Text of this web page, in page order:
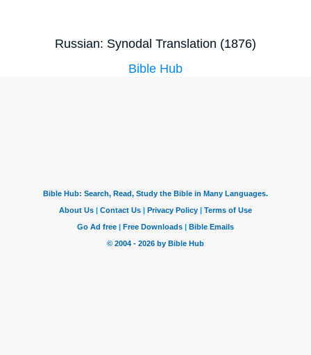
Russian: Synodal Translation (1876)
Bible Hub